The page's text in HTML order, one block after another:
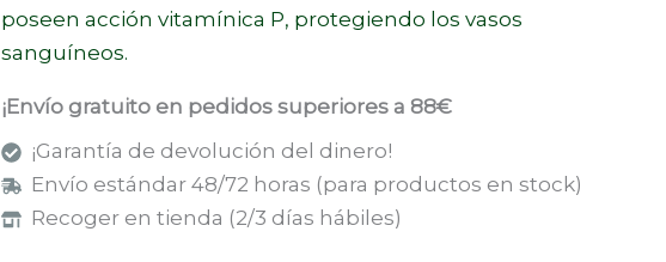
poseen acción vitamínica P, protegiendo los vasos
sanguíneos.
¡Envío gratuito en pedidos superiores a 88€
¡Garantía de devolución del dinero!
Envío estándar 48/72 horas (para productos en stock)
Recoger en tienda (2/3 días hábiles)